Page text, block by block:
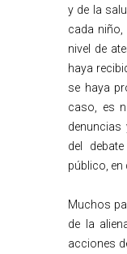
y de la
cada niño,
nivel de
haya
se haya
caso, es
denuncias
del
público, en
Muchos
de la
acciones